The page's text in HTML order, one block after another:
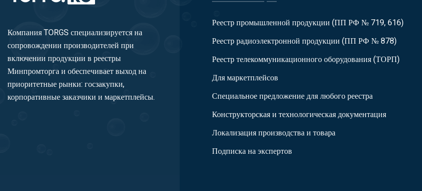
Компания TORGS специализируется на
сопровождении производителей при
включении продукции в реестры
Минпромторга и обеспечивает выход на
приоритетные рынки: госзакупки,
корпоративные заказчики и маркетплейсы.
Реестр промышленной продукции (ПП РФ № 719, 616)
Реестр радиоэлектронной продукции (ПП РФ № 878)
Реестр телекоммуникационного оборудования (ТОРП)
Для маркетплейсов
Специальное предложение для любого реестра
Конструкторская и технологическая документация
Локализация производства и товара
Подписка на экспертов